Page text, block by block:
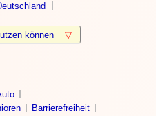
können ▽
Barrierefreiheit